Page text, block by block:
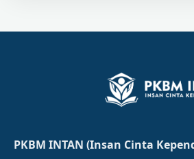
PKBM INTAN (Insan Cinta